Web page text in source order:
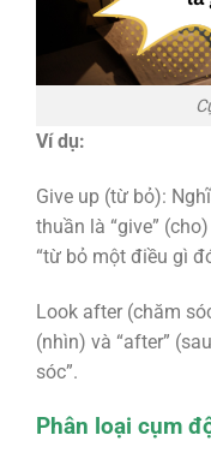
Ví dụ:
Give up (từ bỏ):
thuần là “give”
“từ bỏ một điều gì
Look after (chăm
(nhìn) và “after”
sóc”.
Phân loại cụm